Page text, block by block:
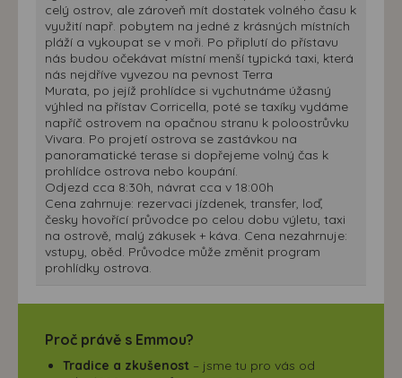
celý ostrov, ale zároveň mít dostatek volného času k
využití např. pobytem na jedné z krásných místních
pláží a vykoupat se v moři. Po připlutí do přístavu
nás budou očekávat místní menší typická taxi, která
nás nejdříve vyvezou na pevnost Terra
Murata, po jejíž prohlídce si vychutnáme úžasný
výhled na přístav Corricella, poté se taxíky vydáme
napříč ostrovem na opačnou stranu k poloostrůvku
Vivara. Po projetí ostrova se zastávkou na
panoramatické terase si dopřejeme volný čas k
prohlídce ostrova nebo koupání.
Odjezd cca 8:30h, návrat cca v 18:00h
Cena zahrnuje: rezervaci jízdenek, transfer, loď,
česky hovořící průvodce po celou dobu výletu, taxi
na ostrově, malý zákusek + káva. Cena nezahrnuje:
vstupy, oběd. Průvodce může změnit program
prohlídky ostrova.
Proč právě s Emmou?
Tradice a zkušenost – jsme tu pro vás od